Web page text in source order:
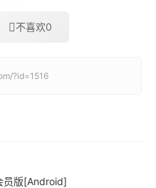
不喜欢0
?id=1516
员版[Android]